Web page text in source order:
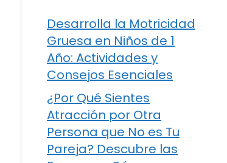
Desarrolla la Motricidad
Gruesa en Niños de 1
Año: Actividades y
Consejos Esenciales
¿Por Qué Sientes
Atracción por Otra
Persona que No es Tu
Pareja? Descubre las